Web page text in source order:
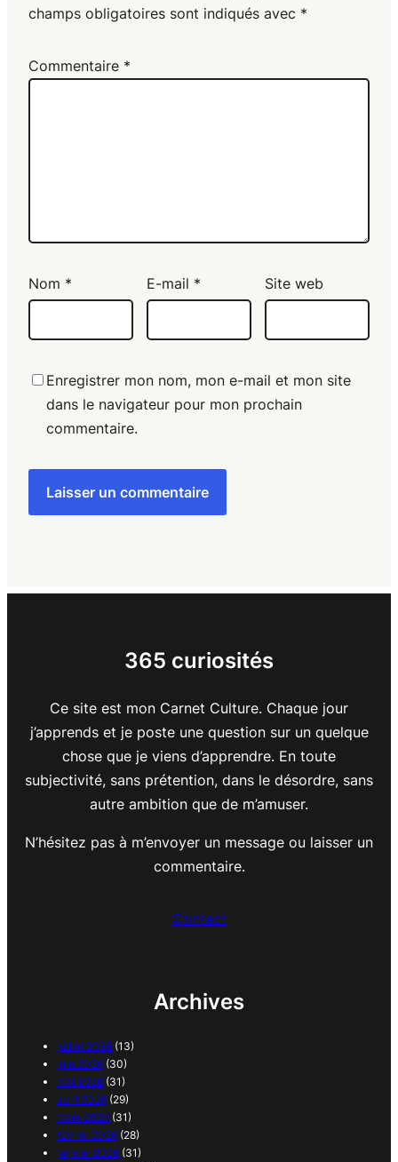
champs obligatoires sont indiqués avec *
Commentaire *
Nom * E-mail * Site web
Enregistrer mon nom, mon e-mail et mon site
dans le navigateur pour mon prochain
commentaire.
365 curiosités
Ce site est mon Carnet Culture. Chaque jour
j’apprends et je poste une question sur un quelque
chose que je viens d’apprendre. En toute
subjectivité, sans prétention, dans le désordre, sans
autre ambition que de m’amuser.
N’hésitez pas à m’envoyer un message ou laisser un
commentaire.
Contact
Archives
juillet 2026 (13)
juin 2026 (30)
mai 2026 (31)
avril 2026 (29)
mars 2026 (31)
février 2026 (28)
janvier 2026 (31)